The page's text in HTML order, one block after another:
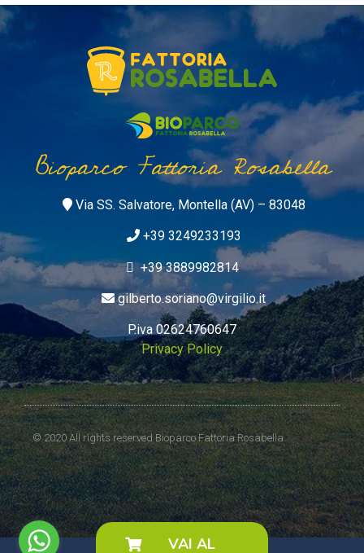
Bioparco Fattoria Rosabella
Via SS. Salvatore, Montella (AV) – 83048
+39 3249233193
+39 3889982814
gilberto.soriano@virgilio.it
P.iva 02624760647
Privacy Policy
© 2020 All rights reserved Bioparco Fattoria Rosabella
VAI AL